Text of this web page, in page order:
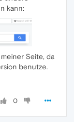
kann:
Seite, da
benutze.
0